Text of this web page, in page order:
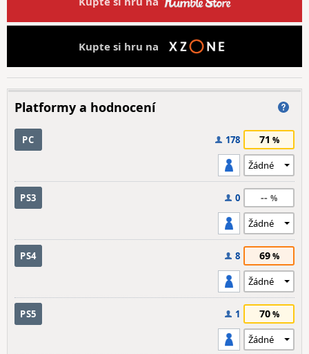
Kupte si hru na
Platformy a hodnocení
PC 178 71
PS3 0 --
PS4 8 69
PS5 1 70